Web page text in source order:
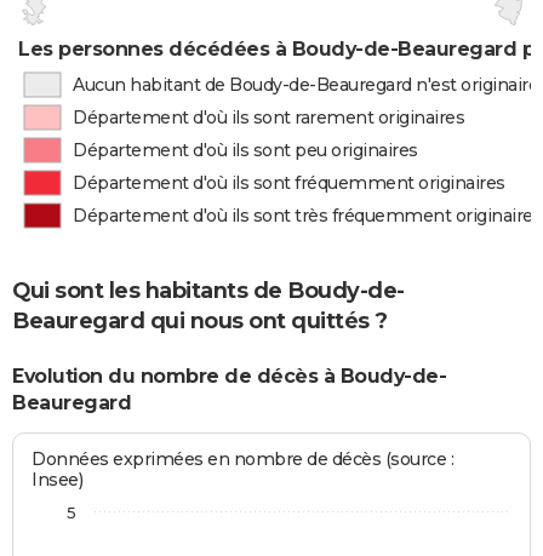
Les personnes décédées à Boudy-de-Beauregard
Aucun habitant de Boudy-de-Beauregard n'est
Département d'où ils sont rarement originaires
Département d'où ils sont peu originaires
Département d'où ils sont fréquemment originaires
Département d'où ils sont très fréquemment originaires
Qui sont les habitants de Boudy-de-
Beauregard qui nous ont quittés ?
Evolution du nombre de décès à Boudy-de-
Beauregard
Données exprimées en nombre de décès (source :
Insee)
5